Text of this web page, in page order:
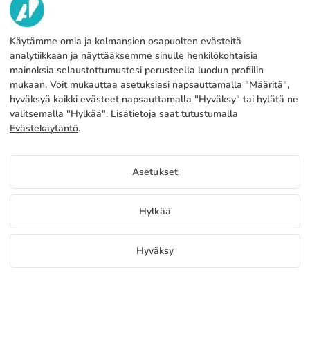
Jos haluatte tietää seuraavien tuotteiden hinnat Teltta pääsy
Näytä hinta jakelijoille
TIETOA MEISTÄ
Tehdas
Ota yhteyttä
Blog
PALVELUT
Maksutavat
Tuotanto ja toimitus
FAQs
OIKEUDELLISET TIEDOT
Oikeudellinen huomautus
Yleiset ehdot
Evästeet politiikka
Tietosuojakäytäntö
FI
C/ Generación 46-48 P.I. La Huertecilla 29196 Málaga Espanja | S.A CIF
A93349777
Käytämme omia ja kolmansien osapuolten evästeitä
analytiikkaan ja näyttääksemme sinulle henkilökohtaisia
mainoksia selaustottumustesi perusteella luodun profiilin
mukaan. Voit mukauttaa asetuksiasi napsauttamalla "Määritä",
hyväksyä kaikki evästeet napsauttamalla "Hyväksy" tai hylätä ne
valitsemalla "Hylkää". Lisätietoja saat tutustumalla
Evästekäytäntö.
Asetukset
Hylkää
Hyväksy